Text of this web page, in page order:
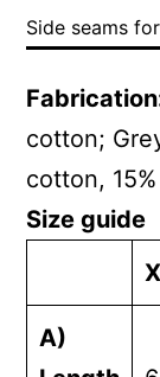
Side seams
cotton;
cotton,
Size guide
A)